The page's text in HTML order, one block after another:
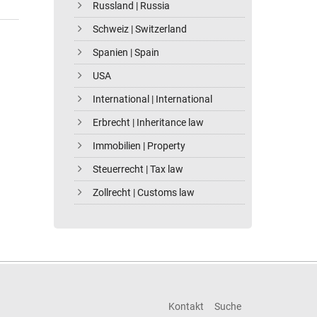
Russland | Russia
Schweiz | Switzerland
Spanien | Spain
USA
International | International
Erbrecht | Inheritance law
Immobilien | Property
Steuerrecht | Tax law
Zollrecht | Customs law
Kontakt Suche